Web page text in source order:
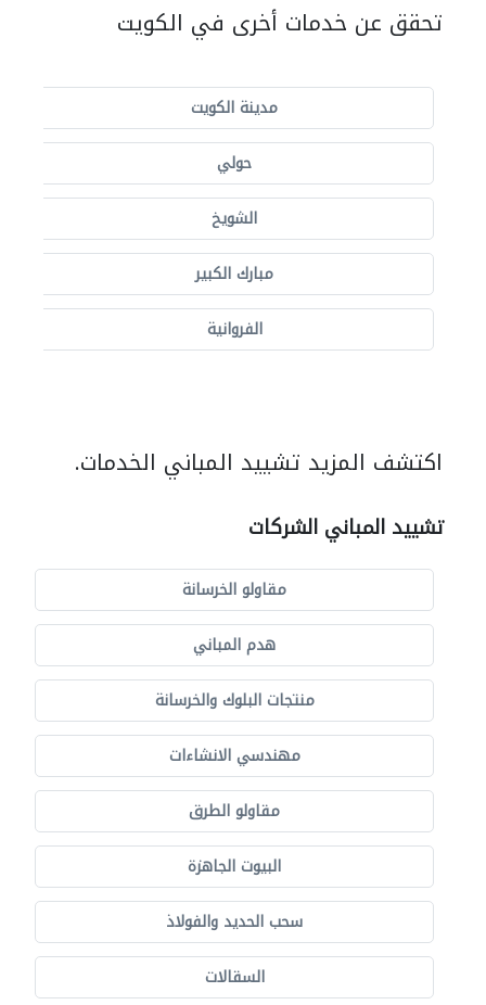
تحقق عن خدمات أخرى في الكويت
مدينة الكويت
حولي
الشويخ
مبارك الكبير
الفروانية
اكتشف المزيد تشييد المباني الخدمات.
تشييد المباني الشركات
مقاولو الخرسانة
هدم المباني
منتجات البلوك والخرسانة
مهندسي الانشاءات
مقاولو الطرق
البيوت الجاهزة
سحب الحديد والفولاذ
السقالات